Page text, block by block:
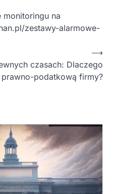
monitoringu na
zestawy-alarmowe-
czasach: Dlaczego
podatkową firmy?
⟶